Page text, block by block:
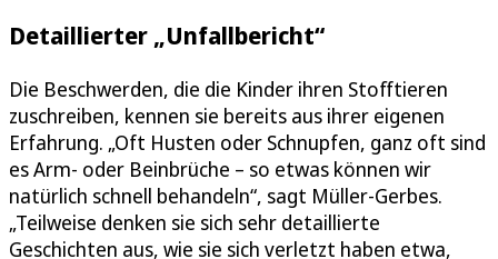
Detaillierter „Unfallbericht“
Die Beschwerden, die die Kinder ihren Stofftieren
zuschreiben, kennen sie bereits aus ihrer eigenen
Erfahrung. „Oft Husten oder Schnupfen, ganz oft sind
es Arm- oder Beinbrüche – so etwas können wir
natürlich schnell behandeln“, sagt Müller-Gerbes.
„Teilweise denken sie sich sehr detaillierte
Geschichten aus, wie sie sich verletzt haben etwa,